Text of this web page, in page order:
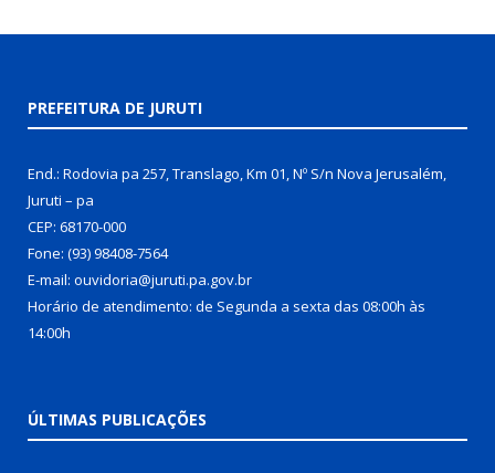
PREFEITURA DE JURUTI
End.: Rodovia pa 257, Translago, Km 01, Nº S/n Nova Jerusalém,
Juruti – pa
CEP: 68170-000
Fone: (93) 98408-7564
E-mail: ouvidoria@juruti.pa.gov.br
Horário de atendimento: de Segunda a sexta das 08:00h às
14:00h
ÚLTIMAS PUBLICAÇÕES